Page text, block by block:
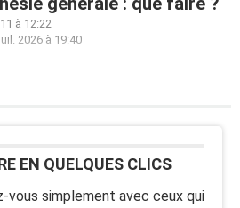
à 12:22
2026 à 19:40
EN QUELQUES CLICS
vous simplement avec ceux qui